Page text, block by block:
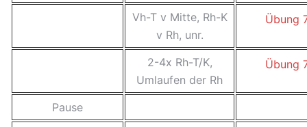
Vh-T v Mitte, Rh-K
v Rh, unr.
Übung
2-4x Rh-T/K,
Umlaufen der Rh
Übung
Pause